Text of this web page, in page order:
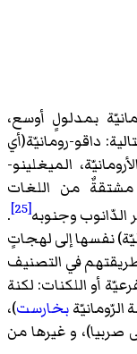
بمدلولٍ أوسع،
داقو-رومانيّة(أي
الميغلينو-
مشتقةٌ من اللغات
الدّانوب وجنوبه[25]
.
نفسها إلى لهجاتٍ
في التصنيف
أو اللكنات: لكنة
بخارست)،
صربيا)، و غيرها من